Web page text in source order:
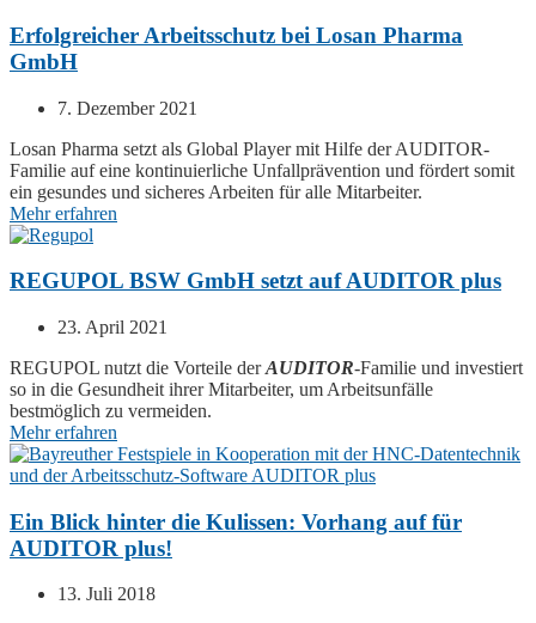
Erfolgreicher Arbeitsschutz bei Losan Pharma
GmbH
7. Dezember 2021
Losan Pharma setzt als Global Player mit Hilfe derAUDITOR-
Familie auf eine kontinuierliche Unfallprävention und fördert somit
ein gesundes und sicheres Arbeiten für alle Mitarbeiter.
Mehr erfahren
REGUPOL BSW GmbH setzt auf AUDITOR plus
23. April 2021
REGUPOL nutzt die Vorteile derAUDITOR-Familie und investiert
so in die Gesundheit ihrer Mitarbeiter, um Arbeitsunfälle
bestmöglich zu vermeiden.
Mehr erfahren
Ein Blick hinter die Kulissen: Vorhang auf für
AUDITOR plus!
13. Juli 2018